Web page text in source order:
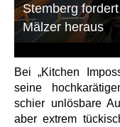
Stemberg
Mälzer heraus
Bei „Kitchen
seine
schier unlösbare
aber extrem